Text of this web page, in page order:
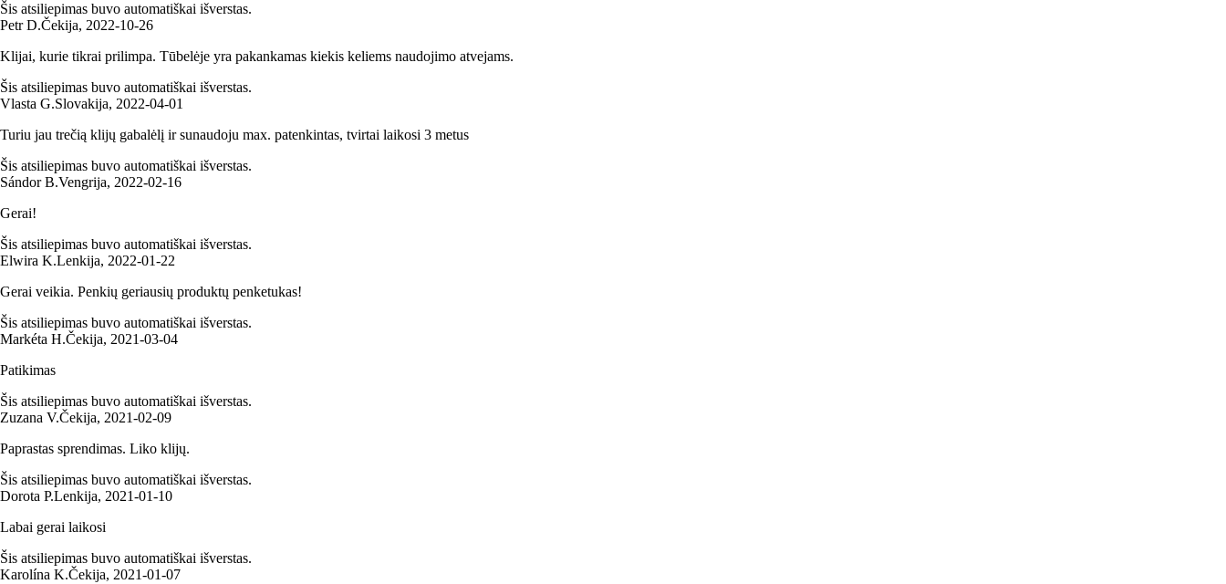
Šis atsiliepimas buvo automatiškai išverstas.
Petr D.Čekija, 2022‑10‑26
Klijai, kurie tikrai prilimpa. Tūbelėje yra pakankamas kiekis keliems naudojimo atvejams.
Šis atsiliepimas buvo automatiškai išverstas.
Vlasta G.Slovakija, 2022‑04‑01
Turiu jau trečią klijų gabalėlį ir sunaudoju max. patenkintas, tvirtai laikosi 3 metus
Šis atsiliepimas buvo automatiškai išverstas.
Sándor B.Vengrija, 2022‑02‑16
Gerai!
Šis atsiliepimas buvo automatiškai išverstas.
Elwira K.Lenkija, 2022‑01‑22
Gerai veikia. Penkių geriausių produktų penketukas!
Šis atsiliepimas buvo automatiškai išverstas.
Markéta H.Čekija, 2021‑03‑04
Patikimas
Šis atsiliepimas buvo automatiškai išverstas.
Zuzana V.Čekija, 2021‑02‑09
Paprastas sprendimas. Liko klijų.
Šis atsiliepimas buvo automatiškai išverstas.
Dorota P.Lenkija, 2021‑01‑10
Labai gerai laikosi
Šis atsiliepimas buvo automatiškai išverstas.
Karolína K.Čekija, 2021‑01‑07